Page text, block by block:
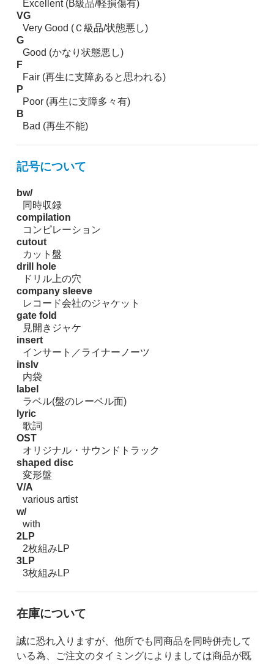
Excellent (B級品/軽損傷有)
VG
Very Good (Ｃ級品/状態悪し)
G
Good (かなり状態悪し)
F
Fair (再生に支障あると思われる)
P
Poor (再生に支障多々有)
B
Bad (再生不能)
記号について
bw/
同時収録
compilation
コンピレーション
cutout
カット盤
drill hole
ドリル上の穴
company sleeve
レコード会社のジャケット
gate fold
見開きジャケ
insert
インサート／ライナーノーツ
inslv
内袋
label
ラベル(盤のレーベル面)
lyric
歌詞
OST
オリジナル・サウンドトラック
shaped disc
変形盤
V/A
various artist
w/
with
2LP
2枚組みLP
3LP
3枚組みLP
在庫について
誠に恐れ入りますが、他所でも同商品を同時併売して
いる為、ご注文のタイミングによりましては商品が既